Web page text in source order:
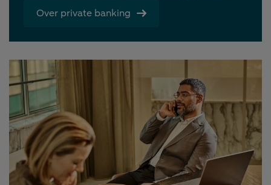
Over private banking